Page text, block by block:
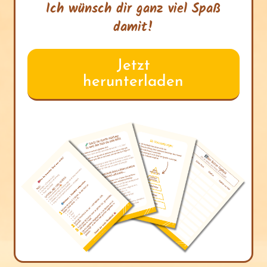
Ich wünsch dir ganz viel Spaß
damit!
Jetzt
herunterladen